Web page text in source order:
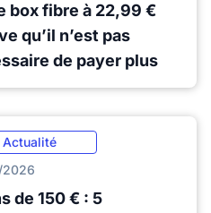
box fibre à 22,99 €
qu’il n’est pas
de payer plus
Actualité
de 150 € : 5